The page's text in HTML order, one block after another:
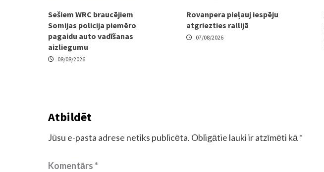
Sešiem WRC braucējiem
Somijas policija piemēro
pagaidu auto vadīšanas
aizliegumu
08/08/2026
Rovanpera pieļauj iespēju
atgriezties rallijā
07/08/2026
Atbildēt
Jūsu e-pasta adrese netiks publicēta. Obligātie lauki ir atzīmēti kā *
Komentārs*